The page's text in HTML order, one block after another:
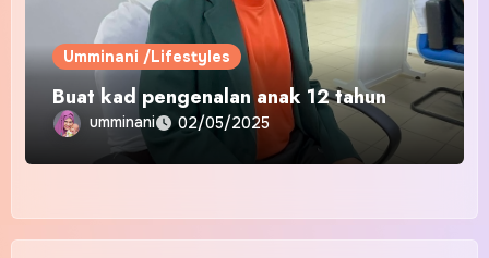
Umminani /Lifestyles
Buat kad pengenalan anak 12 tahun
umminani 02/05/2025